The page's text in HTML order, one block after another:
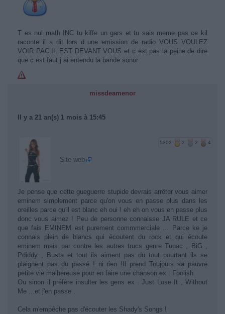
T es nul math INC tu kiffe un gars et tu sais meme pas ce kil
raconte il a dit lors d une emission de radio VOUS VOULEZ
VOIR PAC IL EST DEVANT VOUS et c est pas la peine de dire
que c est faut j ai entendu la bande sonor
missdeamenor
Il y a 21 an(s) 1 mois à 15:45
5302 2 2 4
Site web
Je pense que cette gueguerre stupide devrais arrêter vous aimer
eminem simplement parce qu'on vous en passe plus dans les
oreilles parce qu'il est blanc eh oui ! eh eh on vous en passe plus
donc vous aimez ! Peu de personne connaisse JA RULE et ce
que fais EMINEM est purement commmerciale ... Parce ke je
connais plein de blancs qui écoutent du rock et qui écoute
eminem mais par contre les autres trucs genre Tupac , BiG ,
Pdiddy , Busta et tout ils aiment pas du tout pourtant ils se
plaignent pas du passé ! ni rien !Il prend Toujours sa pauvre
petite vie malhereuse pour en faire une chanson ex : Foolish
Ou sinon il préfère insulter les gens ex : Just Lose It , Without
Me ...et j'en passe .
Cela m'empêche pas d'écouter les Shady's Songs !